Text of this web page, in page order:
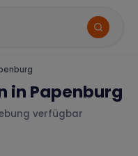
in Papenburg
verfügbar